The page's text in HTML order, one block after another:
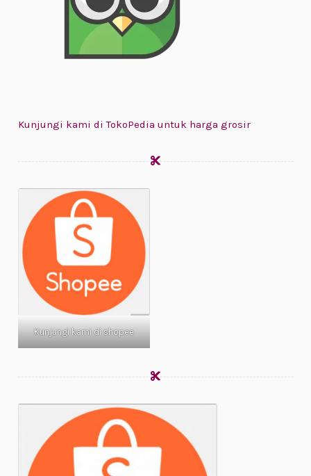
Kunjungi kami di TokoPedia untuk harga grosir
Kunjungi kami di shopee